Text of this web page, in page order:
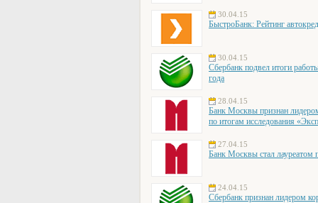
30.04.15
БыстроБанк: Рейтинг
30.04.15
Сбербанк подвел итоги
года
28.04.15
Банк Москвы признан
по итогам исследования
27.04.15
Банк Москвы стал
24.04.15
Сбербанк признан лидером